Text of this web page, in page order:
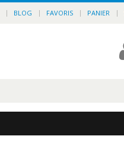
BLOG FAVORIS PANIER